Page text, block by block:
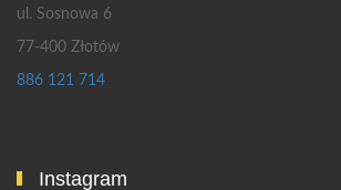
ul. Sosnowa 6
77-400 Złotów
886 121 714
Instagram